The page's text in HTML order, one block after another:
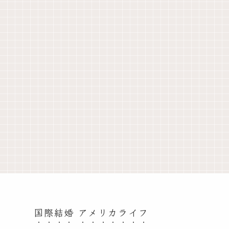
国際結婚 アメリカライフ